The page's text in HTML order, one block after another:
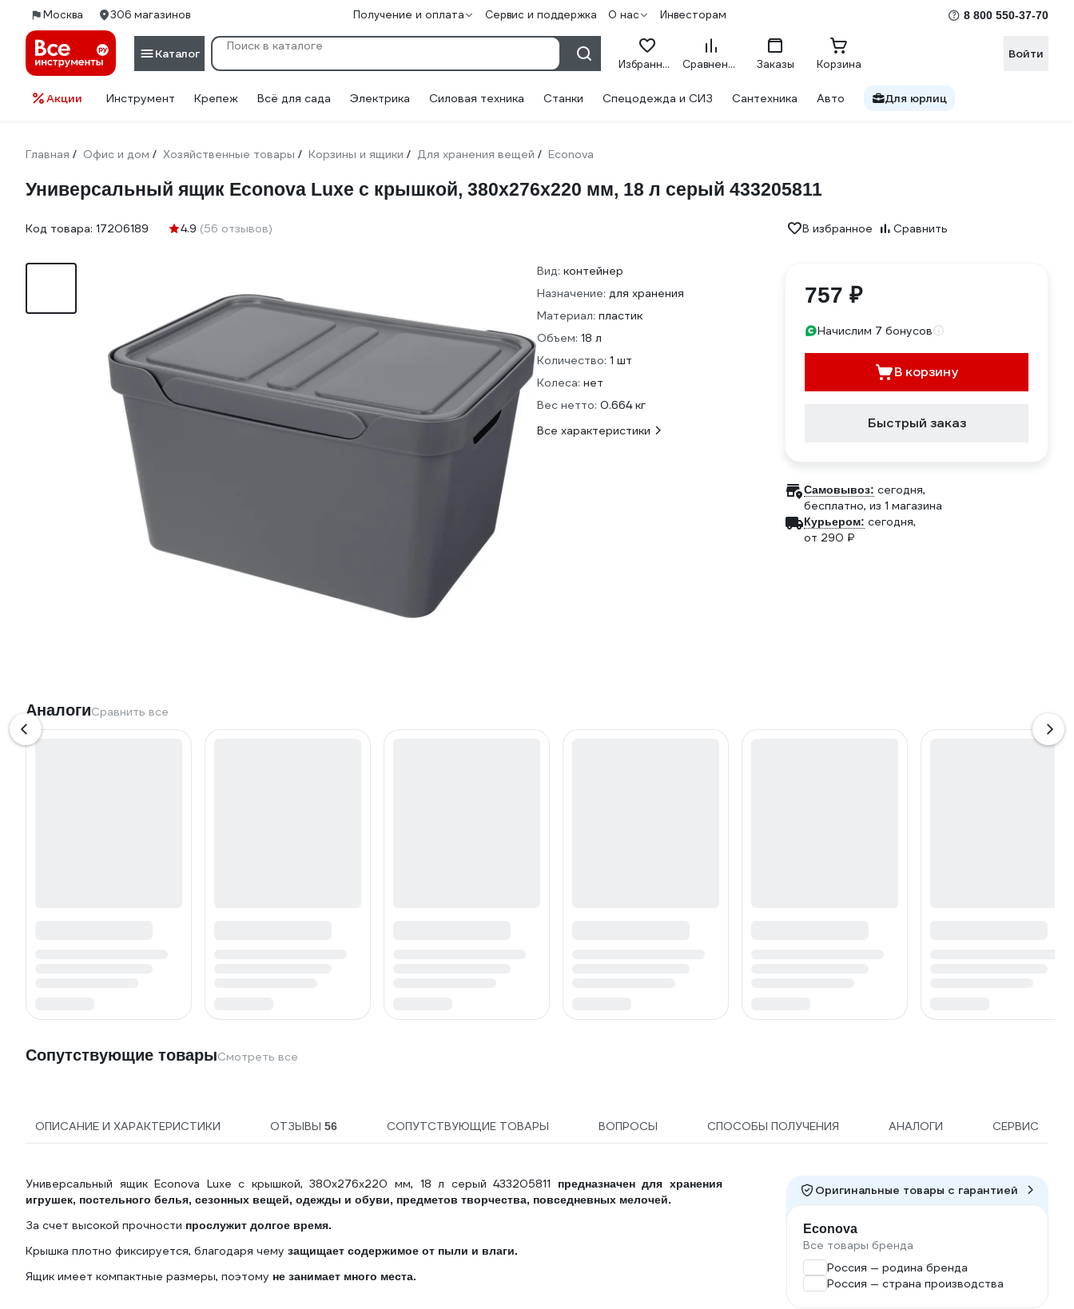
Москва 306 магазинов Получение и оплата Сервис и поддержка О нас Инвесторам 8 800 550-37-70
Каталог
Избранное Сравнение Заказы Корзина
Войти
Акции Инструмент Крепеж Всё для сада Электрика Силовая техника Станки Спецодежда и СИЗ Сантехника Авто Для юрлиц
Главная / Офис и дом / Хозяйственные товары / Корзины и ящики / Для хранения вещей / Econova
Универсальный ящик Econova Luxe с крышкой, 380х276х220 мм, 18 л серый 433205811
Код товара: 17206189 4.9 (56 отзывов) В избранное Сравнить
Вид: контейнер
Назначение: для хранения
Материал: пластик
Объем: 18 л
Количество: 1 шт
Колеса: нет
Вес нетто: 0.664 кг
Все характеристики
757 ₽
Начислим 7 бонусов
В корзину
Быстрый заказ
Самовывоз: сегодня,
бесплатно, из 1 магазина
Курьером: сегодня,
от 290 ₽
АналогиСравнить все
Сопутствующие товарыСмотреть все
ОПИСАНИЕ И ХАРАКТЕРИСТИКИ ОТЗЫВЫ 56 СОПУТСТВУЮЩИЕ ТОВАРЫ ВОПРОСЫ СПОСОБЫ ПОЛУЧЕНИЯ АНАЛОГИ СЕРВИС
Универсальный ящик Econova Luxe с крышкой, 380х276х220 мм, 18 л серый 433205811
предназначен для хранения
игрушек, постельного белья, сезонных вещей, одежды и обуви, предметов творчества, повседневных мелочей.
За счет высокой прочности прослужит долгое время.
Крышка плотно фиксируется, благодаря чему защищает содержимое от пыли и влаги.
Ящик имеет компактные размеры, поэтому не занимает много места.
Оригинальные товары c гарантией
Econova
Все товары бренда
Россия — родина бренда
Россия — страна производства